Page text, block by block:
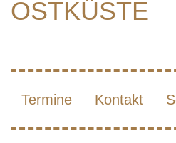
OSTKÜSTE
Termine Kontakt